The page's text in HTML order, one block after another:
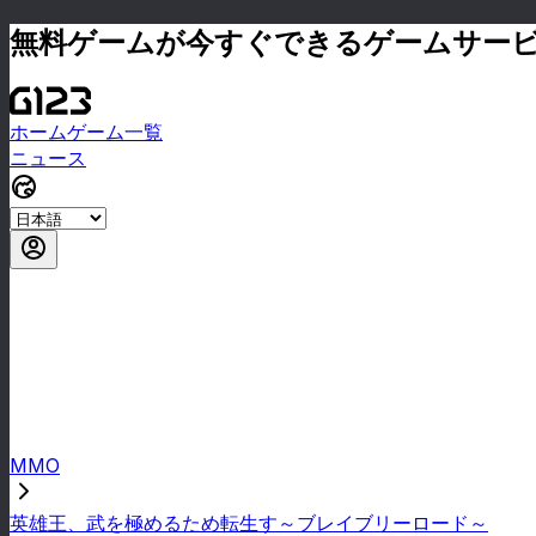
無料ゲームが今すぐできるゲームサー
ホームゲーム一覧
ニュース
MMO
英雄王、武を極めるため転生す～ブレイブリーロード～